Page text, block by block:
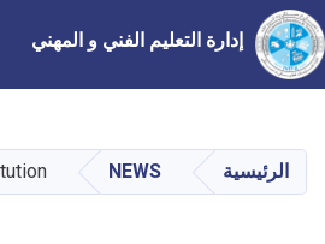
إدارة التعليم الفني و المهني
الرئيسية NEWS